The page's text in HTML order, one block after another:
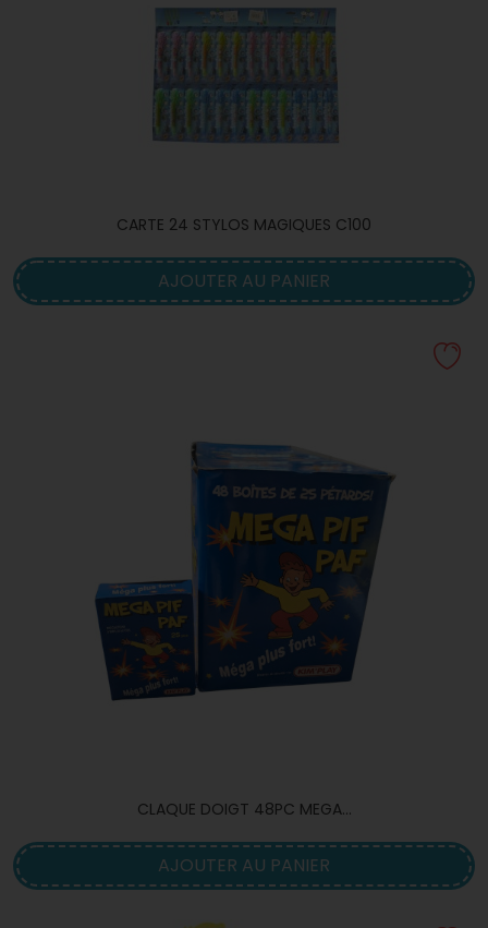
CARTE 24 STYLOS MAGIQUES C100
AJOUTER AU PANIER
CLAQUE DOIGT 48PC MEGA...
AJOUTER AU PANIER